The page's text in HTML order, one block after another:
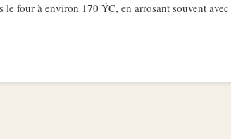
four à environ 170 ÝC, en arrosant souvent avec